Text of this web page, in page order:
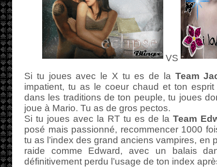
VS
Si tu joues avec le X tu es de la Team
impatient, tu as le coeur chaud et ton
dans les traditions de ton peuple, tu joues
joue à Mario. Tu as de gros pectos.
Si tu joues avec la RT tu es de la Team
posé mais passionné, recommencer 1000
tu as l’index des grand anciens vampires, en
raide comme Edward, avec un balais
définitivement perdu l’usage de ton index